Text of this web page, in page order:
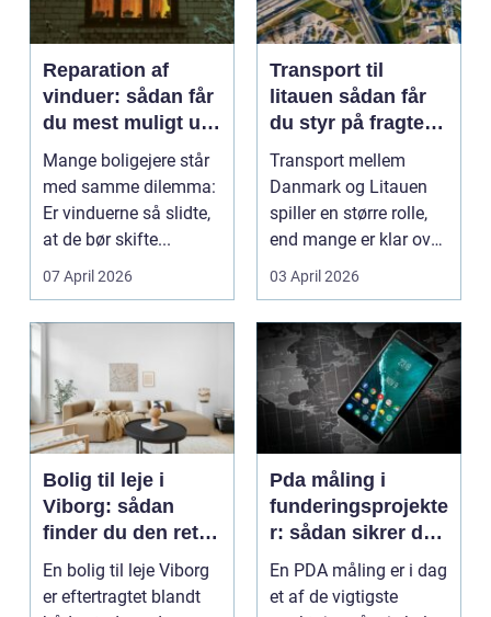
Reparation af
vinduer: sådan får
du mest muligt ud
af dine gamle
vinduer
Mange boligejere står
med samme dilemma:
Er vinduerne så slidte,
at de bør skifte...
07 April 2026
Transport til
litauen sådan får
du styr på fragten
til baltikum
Transport mellem
Danmark og Litauen
spiller en større rolle,
end mange er klar over.
Litauen er et n...
03 April 2026
Bolig til leje i
Viborg: sådan
finder du den rette
lejlighed
En bolig til leje Viborg
er eftertragtet blandt
Pda måling i
funderingsprojekte
r: sådan sikrer du
dokumenteret
bæreevne
En PDA måling er i dag
et af de vigtigste